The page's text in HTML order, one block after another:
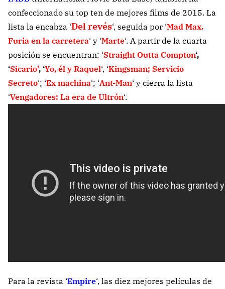
confeccionado su top ten de mejores films de 2015. La
lista la encabza ‘Del revés‘, seguida por ‘Mad Max.
Furia en la carretera‘ y ‘Marte‘. A partir de la cuarta
posición se encuentran: ‘Straight Outta Compton‘,
‘Sicario’, ‘Yo, él y Raquel‘, ‘Kingsman; Servicio
Secreto‘; ‘Ex machina‘; ‘Ant-Man‘ y cierra la lista
‘Vengadores: La era de Ultrón‘.
Para la revista ‘Empire‘, las diez mejores películas de